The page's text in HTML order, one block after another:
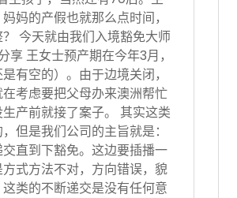
妈的产假也就那么点时间，
今天就由我们入境豁免大师
王女士预产期在今年3月，
有空的）。由于边境关闭，
考虑要把父母办来澳洲帮忙
产前就接了案子。 其实这类
但是我们公司的主旨就是：
直到下豁免。这边要插播一
式方法不对，方向错误，貌
类的不断递交是没有任何意